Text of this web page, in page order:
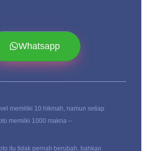
Whatsapp
memiliki 10 hikmah, namun setiap
memilki 1000 makna –
itu tidak pernah berubah, bahkan